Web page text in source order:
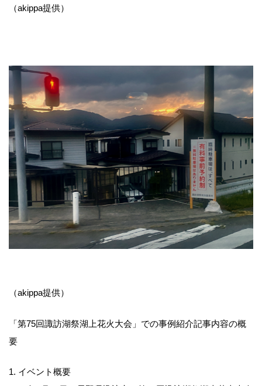
（akippa提供）
（akippa提供）
「第75回諏訪湖祭湖上花火大会」での事例紹介記事内容の概
要
1. イベント概要